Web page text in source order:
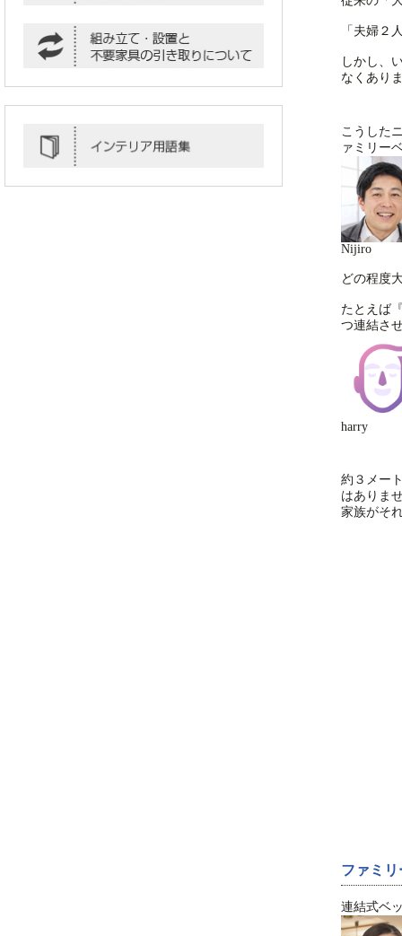
「夫婦２
しかし、
なくあり
こうした
ァミリー
Nijiro
どの程度
たとえば
つ連結さ
harry
約３メー
はありま
家族がそ
ファミ
連結式ベ